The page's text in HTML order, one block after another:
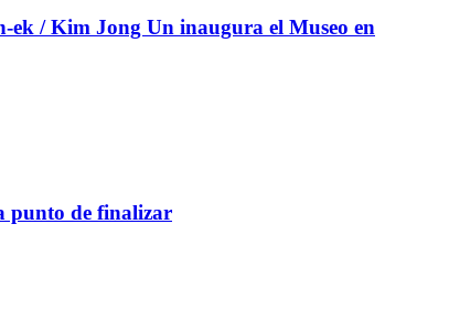
ek / Kim Jong Un inaugura el Museo en
punto de finalizar